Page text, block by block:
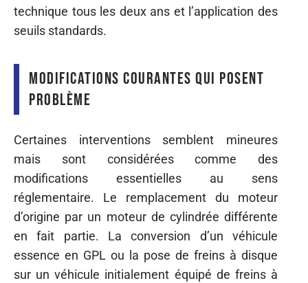
technique tous les deux ans et l’application des
seuils standards.
Modifications courantes qui posent
problème
Certaines interventions semblent mineures
mais sont considérées comme des
modifications essentielles au sens
réglementaire. Le remplacement du moteur
d’origine par un moteur de cylindrée différente
en fait partie. La conversion d’un véhicule
essence en GPL ou la pose de freins à disque
sur un véhicule initialement équipé de freins à